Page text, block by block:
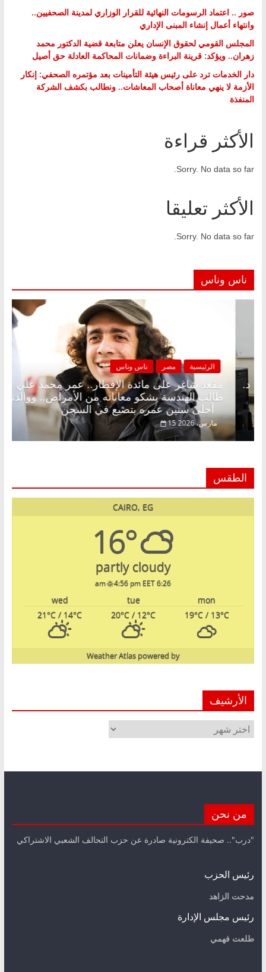
صور .. اعتماد الرسومات النهائية للقرار الوزاري لمدينة الصحفيين..
وانتهاء أعمال إنشاء المبنى الإداري
المجلس القومي لحقوق الإنسان يعلن متابعة قضية الدكتور محمد
زهران.. ويؤكد: قرينة البراءة وضمانات المحاكمة العادلة حق أصيل
دار الخدمات ترد على رئيس هيئة التأمينات بعد مؤتمره الصحفي: إنكار
الأزمة لا ينهي معاناة أصحاب المعاشات.. ونطالب بكشف الشركة
المنفذة
الأكثر قراءة
Sorry. No data so far.
الأكثر تعليقا
Sorry. No data so far.
ناس وناس
مقعد شاغر على
طالب الهندسة
أحلى سنين عمره بتضيع في السجن
15 مارس، 2026
ناس وناس
الإفطار وبلكونة بلا زينة رمضان.. د.
خبير اقتصادي في انتظار حلم
الطقس
CAIRO, EG
16°
partly cloudy
6:26 am
4:56 pm EET
mon
tue
wed
19°C/ 13°C
20°C / 12°C
21°C / 14°C
powered by
Weather Atlas
الأرشيف
الأرشيف
من نحن
"درب".. صحيفة الكترونية صادرة عن حزب التحالف الشعبي الاشتراكي
رئيس الحزب
مدحت الزاهد
رئيس مجلس الإدارة
طلعت فهمي